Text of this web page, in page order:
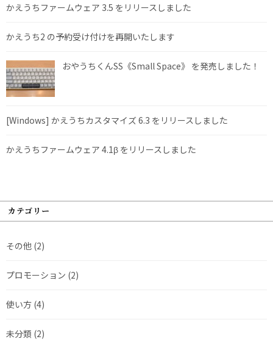
かえうちファームウェア 3.5 をリリースしました
かえうち2 の予約受け付けを再開いたします
おやうちくんSS《Small Space》 を発売しました！
[Windows] かえうちカスタマイズ 6.3 をリリースしました
かえうちファームウェア 4.1β をリリースしました
カテゴリー
その他 (2)
プロモーション (2)
使い方 (4)
未分類 (2)